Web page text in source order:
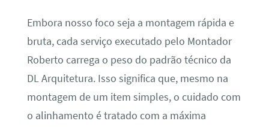
Embora nosso foco seja a montagem rápida e
bruta, cada serviço executado pelo Montador
Roberto carrega o peso do padrão técnico da
DL Arquitetura. Isso significa que, mesmo na
montagem de um item simples, o cuidado com
o alinhamento é tratado com a máxima